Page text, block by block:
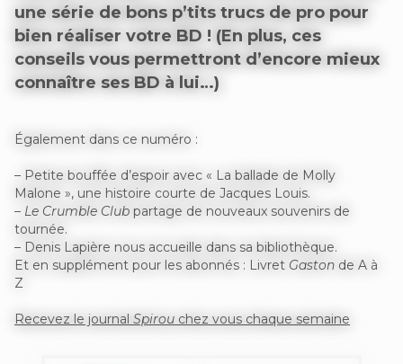
une série de bons p’tits trucs de pro pour
bien réaliser votre BD ! (En plus, ces
conseils vous permettront d’encore mieux
connaître ses BD à lui…)
Également dans ce numéro :
– Petite bouffée d’espoir avec « La ballade de Molly
Malone », une histoire courte de Jacques Louis.
– Le Crumble Club partage de nouveaux souvenirs de
tournée.
– Denis Lapière nous accueille dans sa bibliothèque.
Et en supplément pour les abonnés : Livret Gaston de A à
Z
Recevez le journal Spirou chez vous chaque semaine